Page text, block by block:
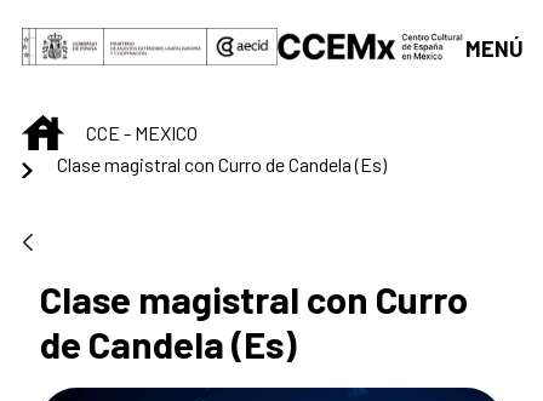
Saltar al contenido principal
MENÚ
INICIOCCE - MEXICO
Clase magistral con Curro de Candela (Es)
Clase magistral con Curro
de Candela (Es)